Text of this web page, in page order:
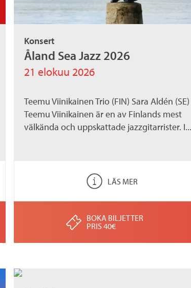
Konsert
Åland Sea Jazz 2026
21 elokuu 2026
Teemu Viinikainen Trio (FIN) Sara Aldén (SE)
Teemu Viinikainen är en av Finlands mest
välkända och uppskattade jazzgitarrister. I...
LÄS MER
BOKA BILJETTER
PRIS 40€